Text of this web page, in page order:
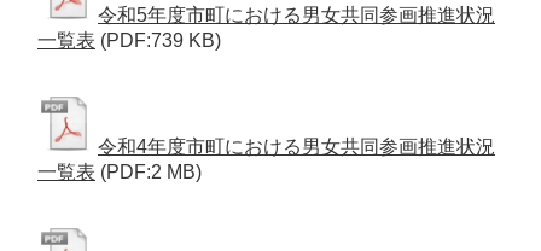
令和5年度市町における男女共同参画推進状況
一覧表 (PDF:739 KB)
令和4年度市町における男女共同参画推進状況
一覧表 (PDF:2 MB)